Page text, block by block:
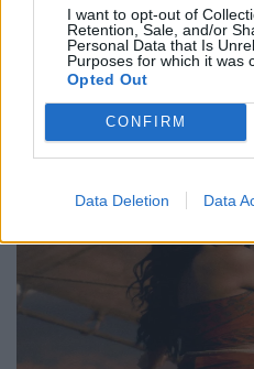
I want to opt-out of
Retention, Sale, and/or
Personal Data that Is
Purposes for which it was
Opted Out
CONFIRM
Data Deletion Data
Ο Philip Glass θα γιορτάσει τα
Ιανουαρίου 2027 με μια
που κορυφώνεται με την
Νο. 15: Lincoln" και επετειακά